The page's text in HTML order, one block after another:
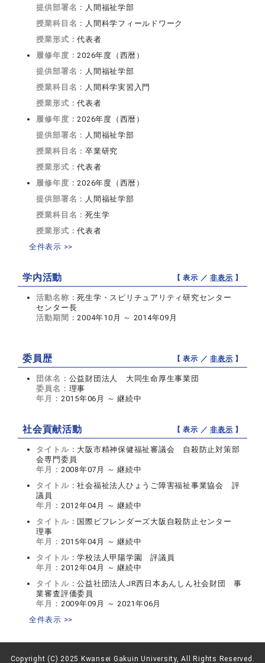
提供部署名： 人間福祉学部
授業科目名： 人間科学フィールドワーク
授業形式：代表者
履修年度：2026年度（西暦）
提供部署名： 人間福祉学部
授業科目名： 人間科学実習入門
授業形式：代表者
履修年度：2026年度（西暦）
提供部署名： 人間福祉学部
授業科目名：卒業研究
授業形式：代表者
履修年度：2026年度（西暦）
提供部署名： 人間福祉学部
授業科目名：死生学
授業形式：代表者
全件表示 >>
学内活動 【 表示 ／非表示 】
活動名称：死生学・スピリチュアリティ研究センター
センター長
活動期間：2004年10月 ～ 2014年09月
委員歴 【 表示 ／非表示 】
団体名： 公益財団法人 大同生命厚生事業団
委員名： 理事
年月： 2015年06月 ～ 継続中
社会貢献活動 【 表示 ／非表示 】
タイトル： 大阪市精神保健福祉審議会 自殺防止対策部
会専門委員
年月： 2008年07月 ～ 継続中
タイトル：社会福祉法人ひょうご障害福祉事業協会 評
議員
年月： 2012年04月 ～ 継続中
タイトル： 国際ビフレンダーズ大阪自殺防止センター
理事
年月： 2015年04月 ～ 継続中
タイトル：学校法人甲陽学園 評議員
年月： 2012年04月 ～ 継続中
タイトル：公益社団法人JR西日本あんしん社会財団 事
業審査評価委員
年月： 2009年09月 ～ 2021年06月
全件表示 >>
Copyright (C) 2025 Kwansei Gakuin University, All Rights Reserved.